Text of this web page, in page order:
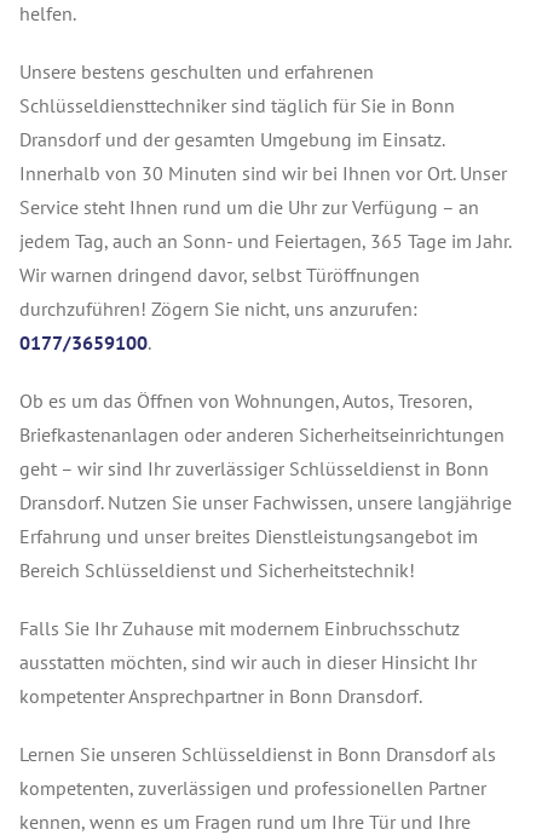
helfen.
Unsere bestens geschulten und erfahrenen
Schlüsseldiensttechniker sind täglich für Sie in Bonn
Dransdorf und der gesamten Umgebung im Einsatz.
Innerhalb von 30 Minuten sind wir bei Ihnen vor Ort. Unser
Service steht Ihnen rund um die Uhr zur Verfügung – an
jedem Tag, auch an Sonn- und Feiertagen, 365 Tage im Jahr.
Wir warnen dringend davor, selbst Türöffnungen
durchzuführen! Zögern Sie nicht, uns anzurufen:
0177/3659100.
Ob es um das Öffnen von Wohnungen, Autos, Tresoren,
Briefkastenanlagen oder anderen Sicherheitseinrichtungen
geht – wir sind Ihr zuverlässiger Schlüsseldienst in Bonn
Dransdorf. Nutzen Sie unser Fachwissen, unsere langjährige
Erfahrung und unser breites Dienstleistungsangebot im
Bereich Schlüsseldienst und Sicherheitstechnik!
Falls Sie Ihr Zuhause mit modernem Einbruchsschutz
ausstatten möchten, sind wir auch in dieser Hinsicht Ihr
kompetenter Ansprechpartner in Bonn Dransdorf.
Lernen Sie unseren Schlüsseldienst in Bonn Dransdorf als
kompetenten, zuverlässigen und professionellen Partner
kennen, wenn es um Fragen rund um Ihre Tür und Ihre